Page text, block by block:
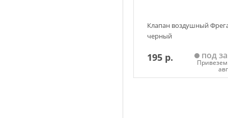
Клапан воздушный
черный
195 р. под
Привезем